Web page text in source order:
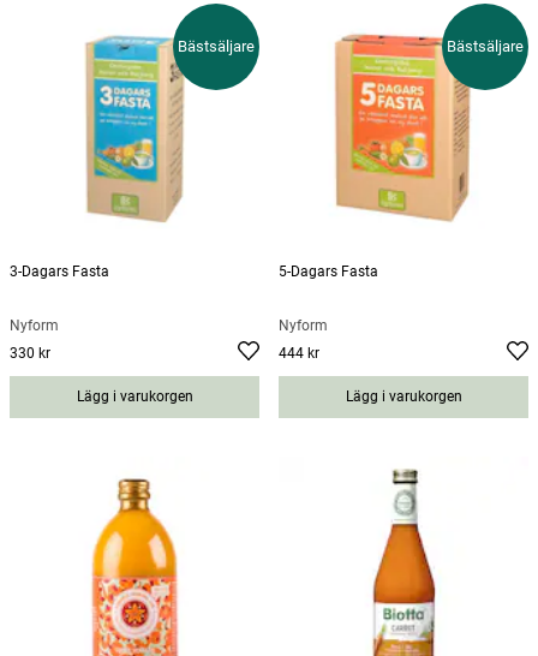
Bästsäljare
3-Dagars Fasta
Nyform
Pris:
330 kr
Lägg i varukorgen
Bästsäljare
5-Dagars Fasta
Nyform
Pris:
444 kr
Lägg i varukorgen